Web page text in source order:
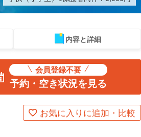
アー
スパ＆リラク
ゼーション
ものづくり体験
内容と詳細
会員登録不要
予約・空き状況を見る
お気に入りに追加・比較